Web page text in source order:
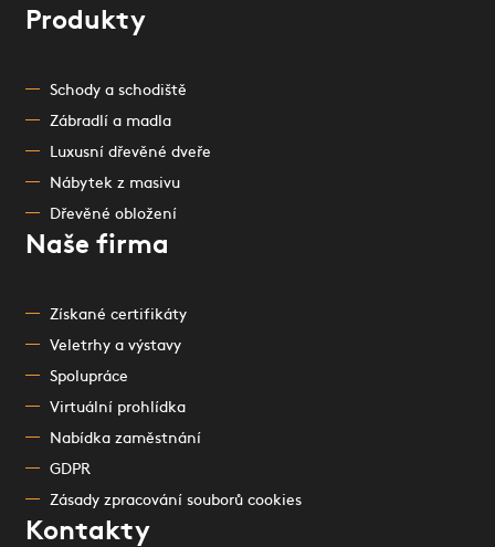
Produkty
Schody a schodiště
Zábradlí a madla
Luxusní dřevěné dveře
Nábytek z masivu
Dřevěné obložení
Naše firma
Získané certifikáty
Veletrhy a výstavy
Spolupráce
Virtuální prohlídka
Nabídka zaměstnání
GDPR
Zásady zpracování souborů cookies
Kontakty